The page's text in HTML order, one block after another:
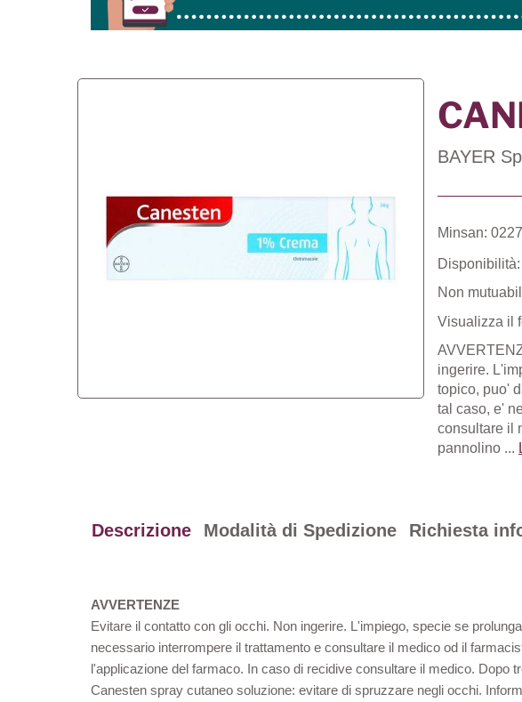
BAYER
Minsan:
Disponibilità:
Non
Visualizza il
ingerire.
topico, puo'
tal caso, e'
consultare il
pannolino ...
Descrizione Modalità di Spedizione Richiesta
AVVERTENZE
Evitare il contatto con gli occhi. Non ingerire. L'impiego, specie se
necessario interrompere il trattamento e consultare il medico od il
l'applicazione del farmaco. In caso di recidive consultare il medico. Dopo
Canesten spray cutaneo soluzione: evitare di spruzzare negli occhi.